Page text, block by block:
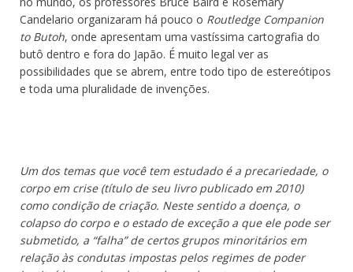
Candelario organizaram há pouco o Routledge Companion
to Butoh, onde apresentam uma vastíssima cartografia do
butô dentro e fora do Japão. É muito legal ver as
possibilidades que se abrem, entre todo tipo de estereótipos
e toda uma pluralidade de invenções.
Um dos temas que você tem estudado é a precariedade, o
corpo em crise (título de seu livro publicado em 2010)
como condição de criação. Neste sentido a doença, o
colapso do corpo e o estado de exceção a que ele pode ser
submetido, a “falha” de certos grupos minoritários em
relação às condutas impostas pelos regimes de poder